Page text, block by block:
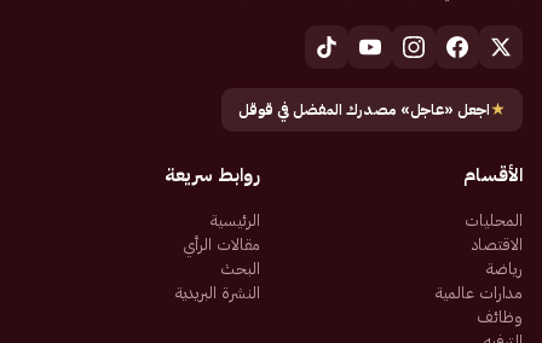
★اجعل «عاجل» مصدرك المفضل في قوقل
الأقسام
المحليات
الاقتصاد
رياضة
مدارات عالمية
وظائف
روابط سريعة
الرئيسية
مقالات الرأي
البحث
النشرة البريدية